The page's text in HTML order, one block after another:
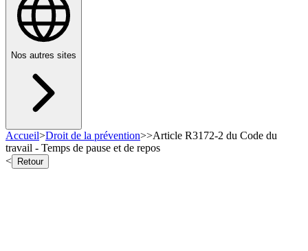
Nos autres sites
Accueil>Droit de la prévention>>Article R3172-2 du Code du
travail - Temps de pause et de repos
<
Retour